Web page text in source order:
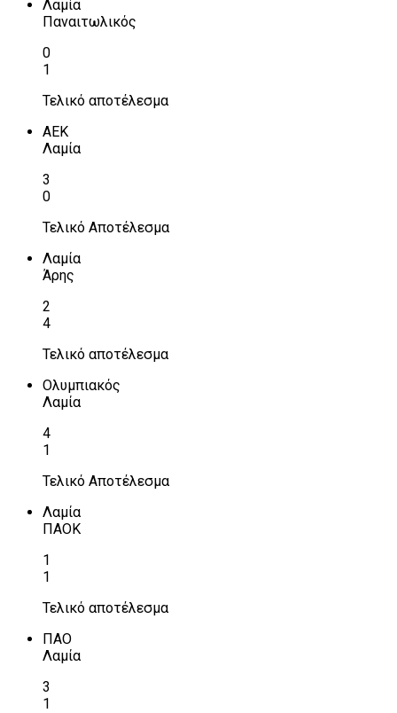
Λαμία
Παναιτωλικός
0
1
Τελικό αποτέλεσμα
ΑΕΚ
Λαμία
3
0
Τελικό Αποτέλεσμα
Λαμία
Άρης
2
4
Τελικό αποτέλεσμα
Ολυμπιακός
Λαμία
4
1
Τελικό Αποτέλεσμα
Λαμία
ΠΑΟΚ
1
1
Τελικό αποτέλεσμα
ΠΑΟ
Λαμία
3
1